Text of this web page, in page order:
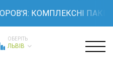
КОМПЛЕКСНІ ПАКЕТИ
ОБЕРІТЬ
ЛЬВІВ